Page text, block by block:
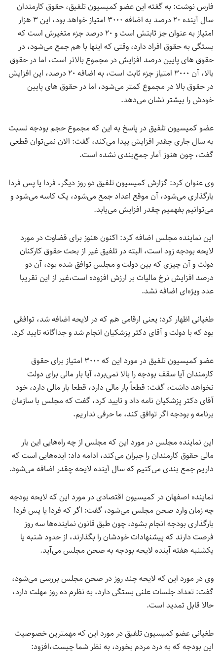
فارس نوشت: به گفته این عضو کمیسیون تلفیق،‌ حقوق کارمندان
سال آینده ۲۰ درصد به اضافه ۳۰۰۰ امتیاز خواهد بود، این ۳ هزار
امتیاز به عنوان جز ثابتش است و ۲۰ درصد جزء متغیرش است که
بستگی به حقوق افراد دارد، وقتی که اینها با هم جمع می‌شود، در
حقوق های پایین درصد افزایش در مجموع بالاتر است، اما در حقوق
بالا، آن ۳۰۰۰ امتیاز جزء ثابت است، به اضافه ۲۰ درصد، این افزایش
در حقوق بالا در مجموع کمتر می‌شود، اما در حقوق های پایین
خودش را بیشتر نشان می‌دهد.
عضو کمیسیون تلفیق در پاسخ به این که مجموع حجم بودجه نسبت
به سال جاری چقدر افزایش پیدا می‌کند، گفت: الان نمی‌توان قطعی
گفت، چون هنوز آمار جمع‌بندی نشده است.
وی عنوان کرد: گزارش کمیسیون تلفیق دو روز دیگر، فردا یا پس فردا
بارگذاری می‌شود، آن موقع اعداد جمع می‌شود، یک کاسه می‌شود و
می‌توانیم بفهمیم چقدر افزایش می‌یابد.
این نماینده مجلس اضافه کرد: اکنون هنوز برای قضاوت در مورد
لایحه بودجه زود است، البته در تلفیق غیر از بحث حقوق کارکنان
دولت و آن چیزی که بین دولت و مجلس توافق شده بود، آن دو
درصد افزایش نرخ مالیات بر ارزش افزوده است،‌غیر از این تقریبا
عدد ویژه‌ای اضافه نشد.
طغیانی اظهار کرد: یعنی ارقامی هم که در لایحه اضافه شد، توافقی
بود که با دولت و آقای دکتر پزشکیان انجام شد و جداگانه تایید کرد.
عضو کمیسیون تلفیق در مورد این که ۳۰۰۰ امتیاز برای حقوق
کارمندان آیا سقف بودجه را بالا نمی‌برد، آیا بار مالی برای دولت
نخواهد داشت، گفت: قطعاً بار مالی دارد، قطعا بار مالی دارد، خود
آقای دکتر پزشکیان نامه داد و تایید کرد، گفت که مجلس با سازمان
برنامه و بودجه اگر توافق کند، ما حرفی نداریم.
این نماینده مجلس در مورد این که مجلس از چه راه‌هایی این بار
مالی حقوق کارمندان را جبران می‌کند، ادامه داد: ایده‌هایی است که
داریم جمع بندی می‌کنیم که سال آینده لایحه چقدر اضافه می‌شود.
نماینده اصفهان در کمیسیون اقتصادی در مورد این که لایحه بودجه
چه زمان وارد صحن مجلس می‌شود،‌ گفت: اگر که فردا یا پس فردا
بارگذاری بودجه انجام بشود، چون طبق قانون نماینده‌ها سه روز
فرصت دارند که پیشنهادات خودشان را بگذارند، از حدود شنبه یا
یکشنبه هفته آینده لایحه بودجه به صحن مجلس می‌آید.
وی در مورد این که لایحه چند روز در صحن مجلس بررسی می‌شود،‌
گفت: تعداد جلسات علنی بستگی دارد، به نظرم ده روز مهلت دارد،
حالا قابل تمدید است.
طغیانی عضو کمیسیون تلفیق در مورد این که مهمترین خصوصیت
این بودجه که به درد مردم بخورد، به نظر شما چیست،افزود: